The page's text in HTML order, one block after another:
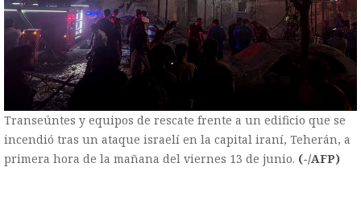
Transeúntes y equipos de rescate frente a un edificio que se
incendió tras un ataque israelí en la capital iraní, Teherán, a
primera hora de la mañana del viernes 13 de junio. (-/AFP)